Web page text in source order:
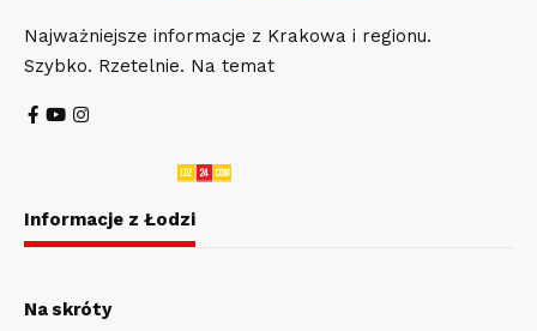
Najważniejsze informacje z Krakowa i regionu.
Szybko. Rzetelnie. Na temat
Informacje z Łodzi
Na skróty